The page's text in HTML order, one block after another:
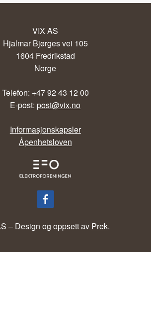
VIX AS
Hjalmar Bjørges vei 105
1604 Fredrikstad
Norge
Telefon: +47 92 43 12 00
E-post:post@vix.no
Informasjonskapsler
Åpenhetsloven
– Design og oppsett av Prek.